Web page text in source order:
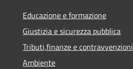
Educazione e formazione
Giustizia e sicurezza pubblica
Tributi,finanze e contravvenzioni
Ambiente